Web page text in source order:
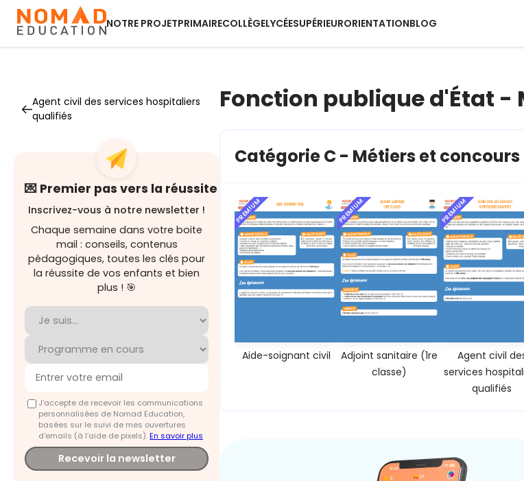
NOTRE PROJETPRIMAIRECOLLÈGELYCÉESUPÉRIEURORIENTATIONBLOG
Agent civil des services hospitaliers
qualifiés
💌 Premier pas vers la réussite
Inscrivez-vous à notre newsletter !
Chaque semaine dans votre boite
mail : conseils, contenus
pédagogiques, toutes les clés pour
la réussite de vos enfants et bien
plus ! 🎯
J'accepte de recevoir les communications
personnalisées de Nomad Education,
basées sur le suivi de mes ouvertures
d'emails (à l’aide de pixels).En savoir plus
Recevoir la newsletter
Fonction publique d'État -
Catégorie C - Métiers et concours
PREMIUM
Aide-soignant civil
PREMIUM
Adjoint sanitaire (1re
classe)
PREMIUM
Agent civil
services
qualifiés